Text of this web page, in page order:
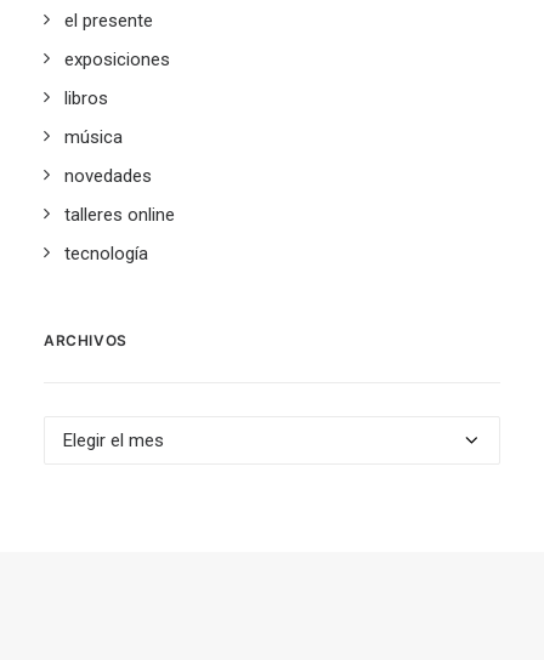
el presente
exposiciones
libros
música
novedades
talleres online
tecnología
ARCHIVOS
Archivos